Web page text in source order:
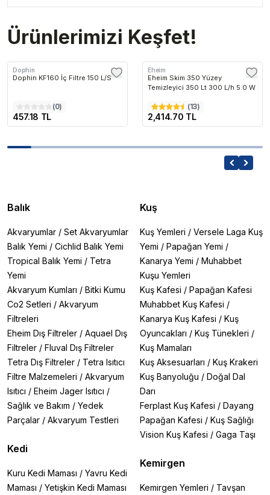
Ürünlerimizi Keşfet!
Dophin
Dophin KF160 İç Filtre 150 L/S
(0)
457.18 TL
Eheim
Eheim Skim 350 Yüzey
Temizleyici 350 Lt 300 L/h 5.0 W
(13)
2,414.70 TL
Balık
Akvaryumlar / Set Akvaryumlar
Balık Yemi / Cichlid Balık Yemi
Tropical Balık Yemi / Tetra
Yemi
Akvaryum Kumları / Bitki Kumu
Co2 Setleri / Akvaryum
Filtreleri
Eheim Dış Filtreler / Aquael Dış
Filtreler / Fluval Dış Filtreler
Tetra Dış Filtreler / Tetra Isıtıcı
Filtre Malzemeleri / Akvaryum
Isıtıcı / Eheim Jager Isıtıcı /
Sağlık ve Bakım / Yedek
Parçalar / Akvaryum Testleri
Kedi
Kuru Kedi Maması / Yavru Kedi
Maması / Yetişkin Kedi Maması
Kuş
Kuş Yemleri / Versele Laga Kuş
Yemi / Papağan Yemi /
Kanarya Yemi / Muhabbet
Kuşu Yemleri
Kuş Kafesi / Papağan Kafesi
Muhabbet Kuş Kafesi /
Kanarya Kuş Kafesi / Kuş
Oyuncakları / Kuş Tünekleri /
Kuş Mamaları
Kuş Aksesuarları / Kuş Krakeri
Kuş Banyoluğu / Doğal Dal
Darı
Ferplast Kuş Kafesi / Dayang
Papağan Kafesi / Kuş Sağlığı
Vision Kuş Kafesi / Gaga Taşı
Kemirgen
Kemirgen Yemleri / Tavşan